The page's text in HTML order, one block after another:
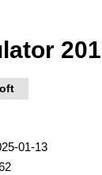
01-13